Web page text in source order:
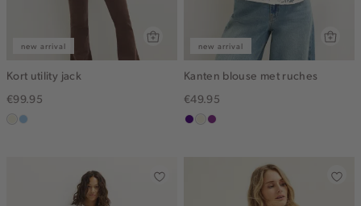
new arrival
Kort utility jack
€99.95
ecrulichtblauw
new arrival
Kanten blouse met ruches
€49.95
indigo
ecrumiddenpaars